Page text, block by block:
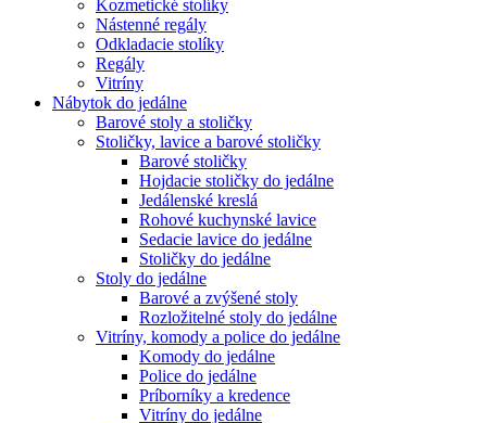
Kozmetické stolíky
Nástenné regály
Odkladacie stolíky
Regály
Vitríny
Nábytok do jedálne
Barové stoly a stoličky
Stoličky, lavice a barové stoličky
Barové stoličky
Hojdacie stoličky do jedálne
Jedálenské kreslá
Rohové kuchynské lavice
Sedacie lavice do jedálne
Stoličky do jedálne
Stoly do jedálne
Barové a zvýšené stoly
Rozložitelné stoly do jedálne
Vitríny, komody a police do jedálne
Komody do jedálne
Police do jedálne
Príborníky a kredence
Vitríny do jedálne